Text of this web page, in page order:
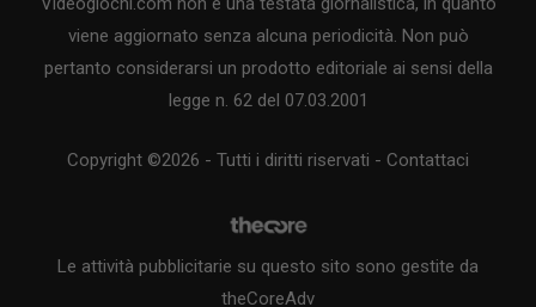
viene aggiornato senza alcuna periodicità. Non può
pertanto considerarsi un prodotto editoriale ai sensi della
legge n. 62 del 07.03.2001
Copyright ©2026 - Tutti i diritti riservati - Contattaci
Le attività pubblicitarie su questo sito sono gestite da
theCoreAdv